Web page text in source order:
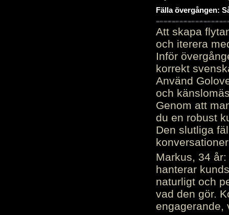
Fälla övergången:
Att skapa
och iterera
Inför
korrekt
Använd
och
Genom att
du en robust
Den slutliga
Markus, 34
hanterar
naturligt och
vad den gör.
engagerande,